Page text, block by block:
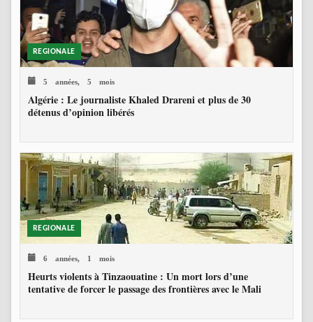
REGIONALE
5 années, 5 mois
Algérie : Le journaliste Khaled Drareni et plus de 30
détenus d’opinion libérés
REGIONALE
6 années, 1 mois
Heurts violents à Tinzaouatine : Un mort lors d’une
tentative de forcer le passage des frontières avec le Mali